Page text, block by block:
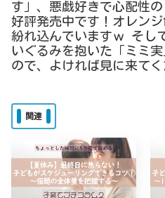
す」、悪戯好きで心配性
好評発売中です！オレン
紛れ込んでいますｗ そし
いぐるみを抱いた「ミミ
ので、よければ見に来てく
関連